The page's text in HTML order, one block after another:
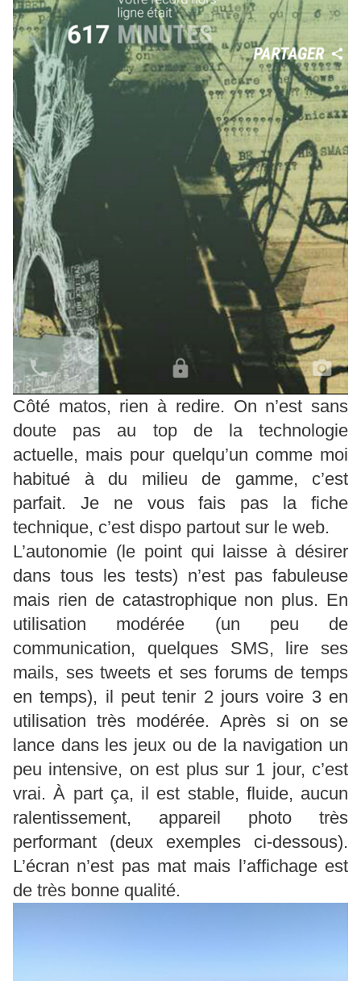
Côté matos, rien à redire. On n’est sans
doute pas au top de la technologie
actuelle, mais pour quelqu’un comme moi
habitué à du milieu de gamme, c’est
parfait. Je ne vous fais pas la fiche
technique, c’est dispo partout sur le web.
L’autonomie (le point qui laisse à désirer
dans tous les tests) n’est pas fabuleuse
mais rien de catastrophique non plus. En
utilisation modérée (un peu de
communication, quelques SMS, lire ses
mails, ses tweets et ses forums de temps
en temps), il peut tenir 2 jours voire 3 en
utilisation très modérée. Après si on se
lance dans les jeux ou de la navigation un
peu intensive, on est plus sur 1 jour, c’est
vrai. À part ça, il est stable, fluide, aucun
ralentissement, appareil photo très
performant (deux exemples ci-dessous).
L’écran n’est pas mat mais l’affichage est
de très bonne qualité.